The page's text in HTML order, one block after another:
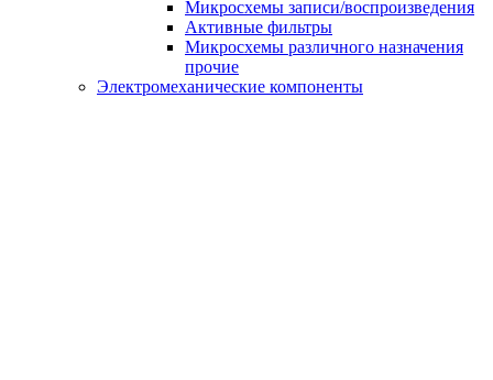
Микросхемы записи/воспроизведения
Активные фильтры
Микросхемы различного назначения
прочие
Электромеханические компоненты